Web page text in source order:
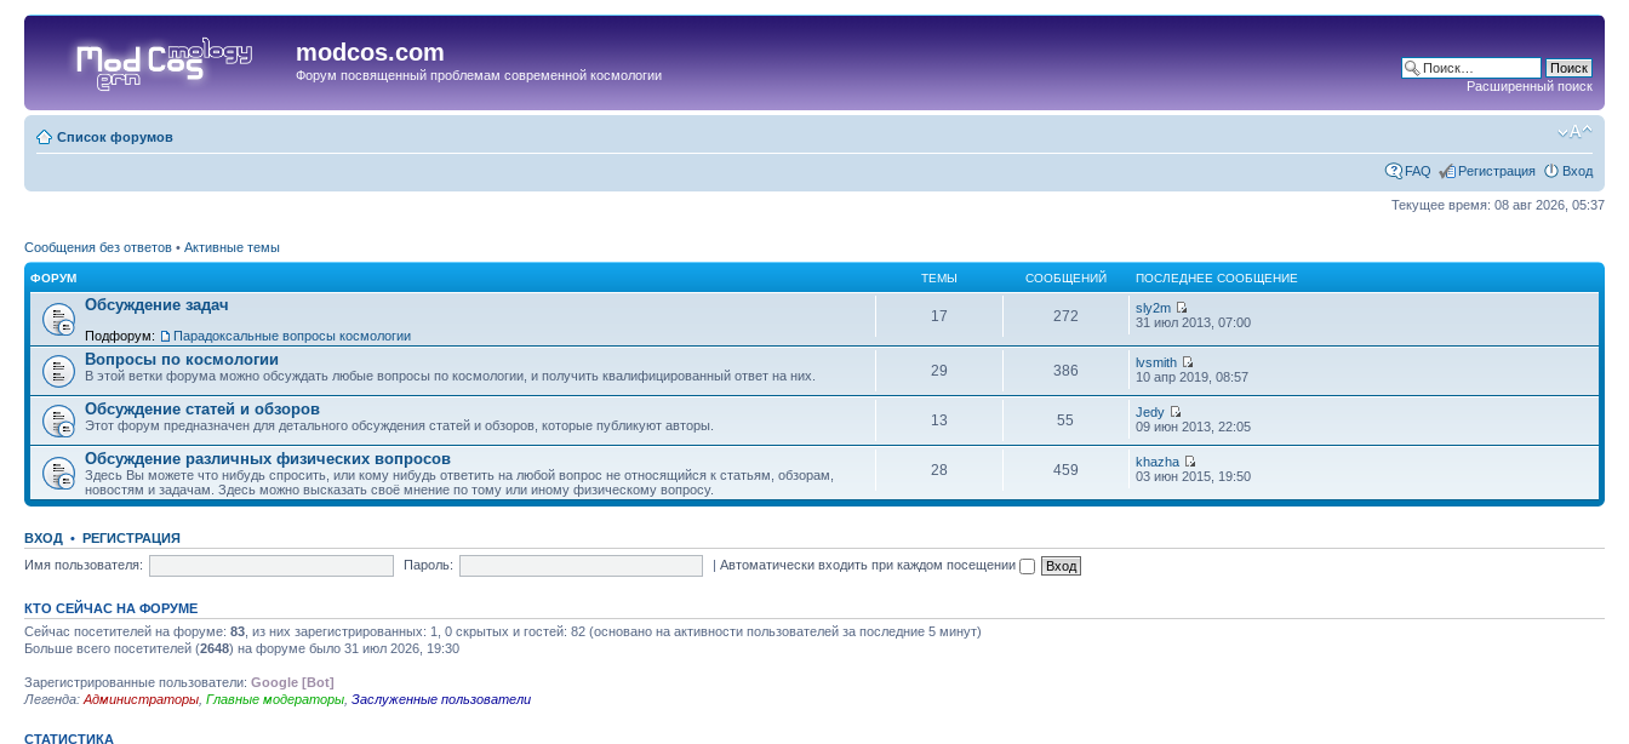
modcos.com
Форум посвященный проблемам современной космологии
Расширенный поиск
Список форумов
FAQ Регистрация Вход
Текущее время: 08 авг 2026, 05:37
Сообщения без ответов • Активные темы
ФОРУМ ТЕМЫ СООБЩЕНИЙ ПОСЛЕДНЕЕ СООБЩЕНИЕ
Обсуждение задач
Подфорум: Парадоксальные вопросы космологии
17 272
sly2m
31 июл 2013, 07:00
Вопросы по космологии
В этой ветки форума можно обсуждать любые вопросы по космологии, и получить квалифицированный ответ на них. 29 386
lvsmith
10 апр 2019, 08:57
Обсуждение статей и обзоров
Этот форум предназначен для детального обсуждения статей и обзоров, которые публикуют авторы. 13 55
Jedy
09 июн 2013, 22:05
Обсуждение различных физических вопросов
Здесь Вы можете что нибудь спросить, или кому нибудь ответить на любой вопрос не относящийся к статьям, обзорам,
новостям и задачам. Здесь можно высказать своё мнение по тому или иному физическому вопросу.
28 459
khazha
03 июн 2015, 19:50
ВХОД • РЕГИСТРАЦИЯ
Имя пользователя:
Пароль: |Автоматически входить при каждом посещении
КТО СЕЙЧАС НА ФОРУМЕ
Сейчас посетителей на форуме: 83 , из них зарегистрированных: 1, 0 скрытых и гостей: 82 (основано на активности пользователей за последние 5 минут)
Больше всего посетителей (2648) на форуме было 31 июл 2026, 19:30
Зарегистрированные пользователи: Google [Bot]
Легенда: Администраторы Главные модераторы Заслуженные пользователи
СТАТИСТИКА